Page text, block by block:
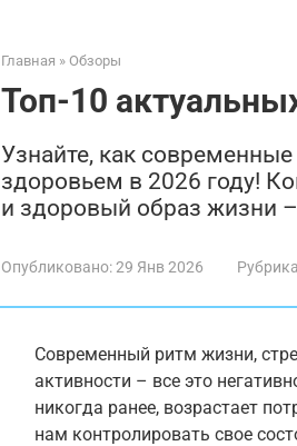
Главная » Обзоры
Топ-10
Узнайте, как
здоровьем в 2026 году!
и здоровый образ жизни
Опубликовано:29 Янв 2026
Современный ритм жизни,
активности – все это
никогда ранее, возрастает
нам контролировать свое